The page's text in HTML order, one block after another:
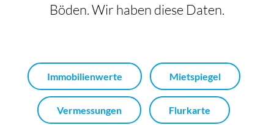
Böden. Wir haben diese Daten.
Immobilienwerte Mietspiegel
Vermessungen Flurkarte